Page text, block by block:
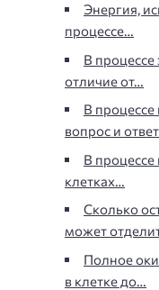
Энергия,
процессе…
В процессе
отличие от…
В процессе
вопрос и
В процессе
клетках…
Сколько
может
Полное
в клетке до…